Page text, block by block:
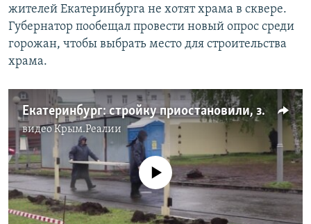
жителей Екатеринбурга не хотят храма в сквере.
Губернатор пообещал провести новый опрос среди
горожан, чтобы выбрать место для строительства
храма.
Екатеринбург: стройку приостановили, забор снесли (видео)
видеоКрым.Реалии
No media source currently available